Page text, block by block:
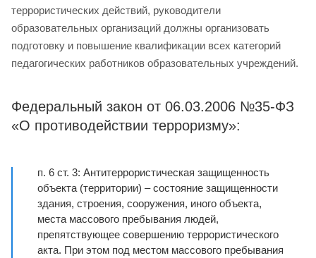
террористических действий, руководители
образовательных организаций должны организовать
подготовку и повышение квалификации всех категорий
педагогических работников образовательных учреждений.
Федеральный закон от 06.03.2006 №35-ФЗ
«О противодействии терроризму»:
п. 6 ст. 3: Антитеррористическая защищенность
объекта (территории) – состояние защищенности
здания, строения, сооружения, иного объекта,
места массового пребывания людей,
препятствующее совершению террористического
акта. При этом под местом массового пребывания